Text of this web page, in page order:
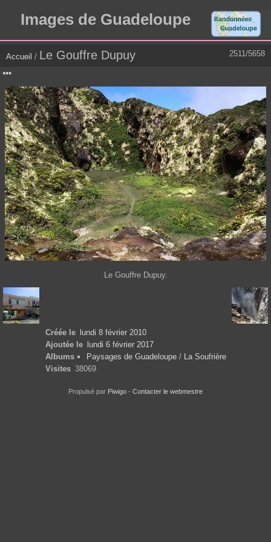
Images de Guadeloupe
2511/5658
Accueil / Le Gouffre Dupuy
Le Gouffre Dupuy.
Créée le
lundi 8 février 2010
Ajoutée le
lundi 6 février 2017
Albums
Paysages de Guadeloupe/ La Soufrière
Visites 38069
Propulsé par Piwigo - Contacter le webmestre